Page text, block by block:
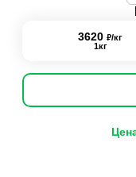
3620 ₽/кг
1кг